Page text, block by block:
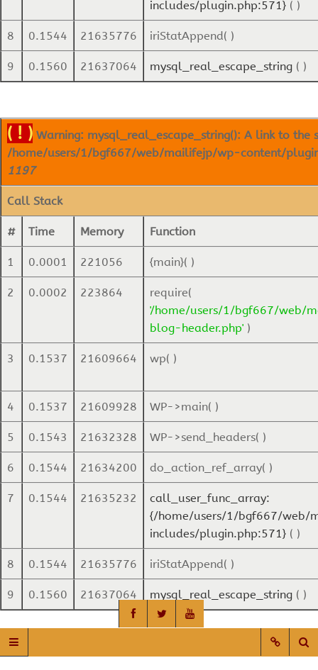
includes/plugin.php:571} ( )
8 0.1544 21635776 iriStatAppend( )
9 0.1560 21637064 mysql_real_escape_string ( )
( ! ) Warning: mysql_real_escape_string(): A link to the
/home/users/1/bgf667/web/mailifejp/wp-content/
1197
Call Stack
# Time Memory Function
1 0.0001 221056 {main}( )
2 0.0002 223864
require(
'/home/users/1/bgf667/web/
blog-header.php' )
3 0.1537 21609664 wp( )
4 0.1537 21609928 WP->main( )
5 0.1543 21632328 WP->send_headers( )
6 0.1544 21634200 do_action_ref_array( )
7 0.1544 21635232
call_user_func_array:
{/home/users/1/bgf667/web/
includes/plugin.php:571} ( )
8 0.1544 21635776 iriStatAppend( )
9 0.1560 21637064 mysql_real_escape_string ( )